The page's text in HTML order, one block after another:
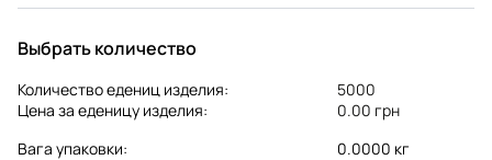
Выбрать количество
Количество едениц изделия:
5000
Цена за еденицу изделия:
0.00 грн
Вага упаковки:
0.0000 кг